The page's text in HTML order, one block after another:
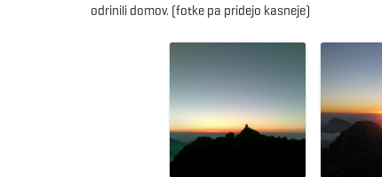
odrinili domov. (fotke pa pridejo kasneje)